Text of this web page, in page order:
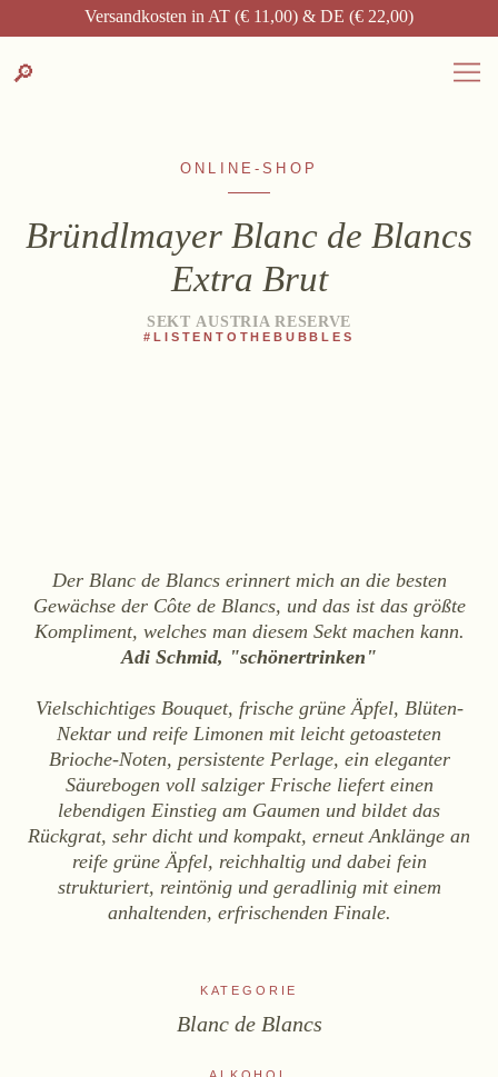
Inhalt
Kontakt-
🔎
WEINGUT
Weingut
Lage, Herkunft & Klima
Weißwein
Rosé
Rotwein
ALKOHOLFREI
Fizz Blanc
Fizz Rosé
Grapester Yuzu
Grapester Granatapfel
Grapester Ingwer
KAUFEN
Online-Shop
Versandkosten in AT (€ 11,00) & DE (€ 22,00)
ONLINE-SHOP
Bründlmayer Blanc de Blancs
Extra Brut
SEKT AUSTRIA RESERVE
#LISTENTOTHEBUBBLES
Der Blanc de Blancs erinnert mich an die besten
Gewächse der Côte de Blancs, und das ist das größte
Kompliment, welches man diesem Sekt machen kann.
Adi Schmid, "schönertrinken"
Vielschichtiges Bouquet, frische grüne Äpfel, Blüten-
Nektar und reife Limonen mit leicht getoasteten
Brioche-Noten, persistente Perlage, ein eleganter
Säurebogen voll salziger Frische liefert einen
lebendigen Einstieg am Gaumen und bildet das
Rückgrat, sehr dicht und kompakt, erneut Anklänge an
reife grüne Äpfel, reichhaltig und dabei fein
strukturiert, reintönig und geradlinig mit einem
anhaltenden, erfrischenden Finale.
KATEGORIE
Blanc de Blancs
ALKOHOL